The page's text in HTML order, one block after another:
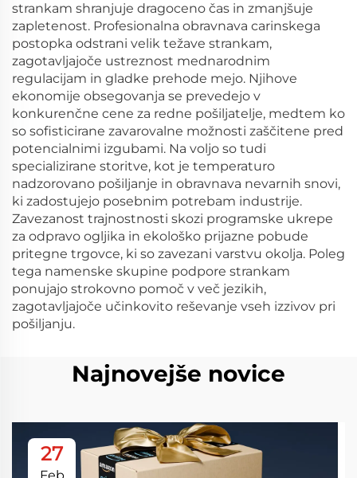
strankam shranjuje dragoceno čas in zmanjšuje
zapletenost. Profesionalna obravnava carinskega
postopka odstrani velik težave strankam,
zagotavljajoče ustreznost mednarodnim
regulacijam in gladke prehode mejo. Njihove
ekonomije obsegovanja se prevedejo v
konkurenčne cene za redne pošiljatelje, medtem ko
so sofisticirane zavarovalne možnosti zaščitene pred
potencialnimi izgubami. Na voljo so tudi
specializirane storitve, kot je temperaturo
nadzorovano pošiljanje in obravnava nevarnih snovi,
ki zadostujejo posebnim potrebam industrije.
Zavezanost trajnostnosti skozi programske ukrepe
za odpravo ogljika in ekološko prijazne pobude
pritegne trgovce, ki so zavezani varstvu okolja. Poleg
tega namenske skupine podpore strankam
ponujajo strokovno pomoč v več jezikih,
zagotavljajoče učinkovito reševanje vseh izzivov pri
pošiljanju.
Najnovejše novice
27
Feb